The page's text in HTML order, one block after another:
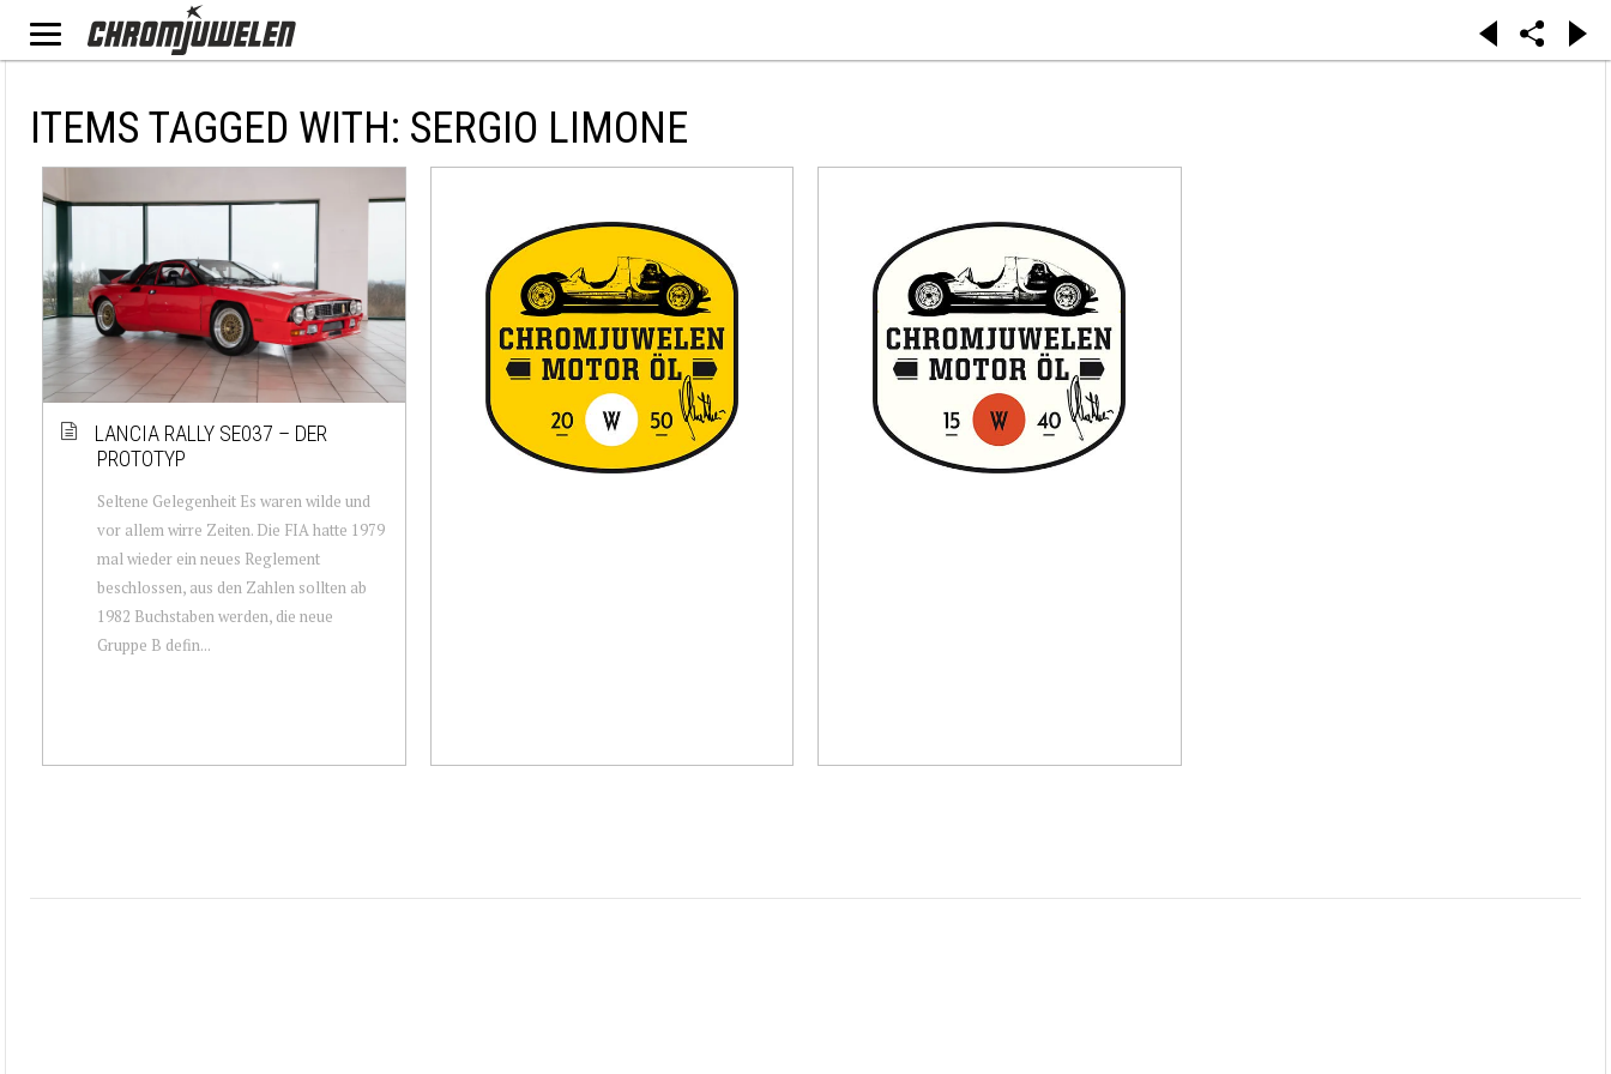
ITEMS TAGGED WITH: SERGIO LIMONE
LANCIA RALLY SE037 – DER
PROTOTYP
Seltene Gelegenheit Es waren wilde und
vor allem wirre Zeiten. Die FIA hatte 1979
mal wieder ein neues Reglement
beschlossen, aus den Zahlen sollten ab
1982 Buchstaben werden, die neue
Gruppe B defin...